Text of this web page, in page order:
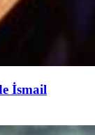
İsmail